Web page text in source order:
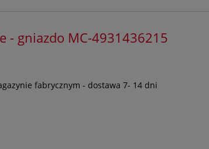
- gniazdo MC-4931436215
fabrycznym - dostawa 7- 14 dni